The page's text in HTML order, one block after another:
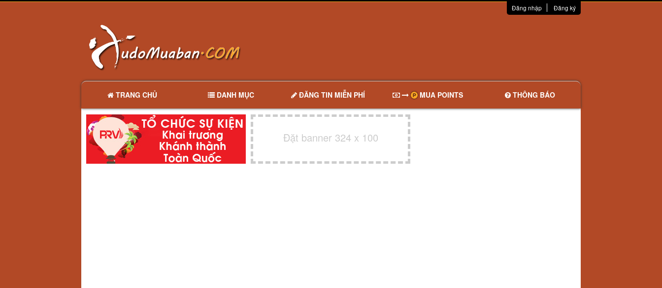
Đăng nhập Đăng ký
TRANG CHỦ DANH MỤC ĐĂNG TIN MIỄN PHÍ MUA POINTS THÔNG BÁO
Đặt banner 324 x 100